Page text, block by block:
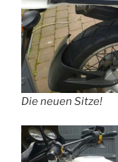
Die neuen Sitze!